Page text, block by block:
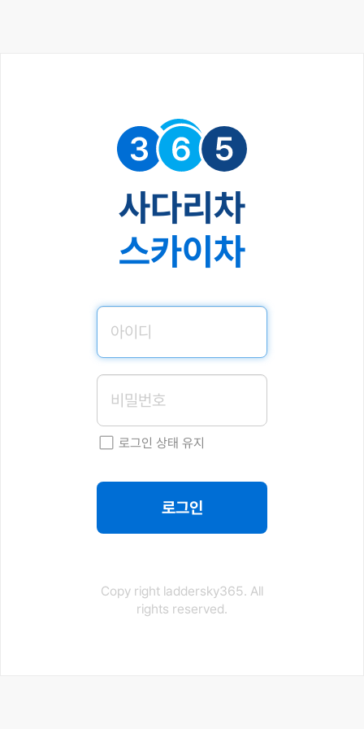
사다리차
스카이차
로그인 상태 유지
로그인
Copy right laddersky365. All
rights reserved.